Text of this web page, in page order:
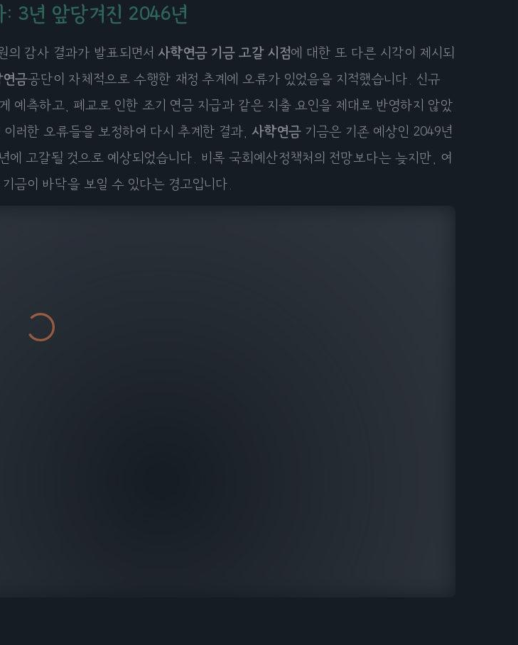
3년 앞당겨진 2046년
의 감사 결과가 발표되면서 사학연금 기금 고갈 시점에 대한 또 다른 시각이 제시되
연금공단이 자체적으로 수행한 재정 추계에 오류가 있었음을 지적했습니다. 신규
예측하고, 폐교로 인한 조기 연금 지급과 같은 지출 요인을 제대로 반영하지 않았
러한 오류들을 보정하여 다시 추계한 결과, 사학연금 기금은 기존 예상인 2049년
에 고갈될 것으로 예상되었습니다. 비록 국회예산정책처의 전망보다는 늦지만, 여
금이 바닥을 보일 수 있다는 경고입니다.